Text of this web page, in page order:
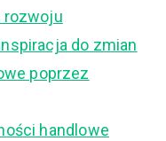
rozwoju
do zmian
poprzez
handlowe